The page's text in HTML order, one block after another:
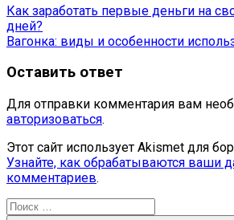
Навигация
по
Предыдущая
запись:
Как заработать первые деньги на
дней?
Следующая
Вагонка: виды и особенности
Оставить ответ
Для отправки комментария вам
авторизоваться.
Этот сайт использует Akismet для
Узнайте, как обрабатываются ваши
комментариев.
Поиск